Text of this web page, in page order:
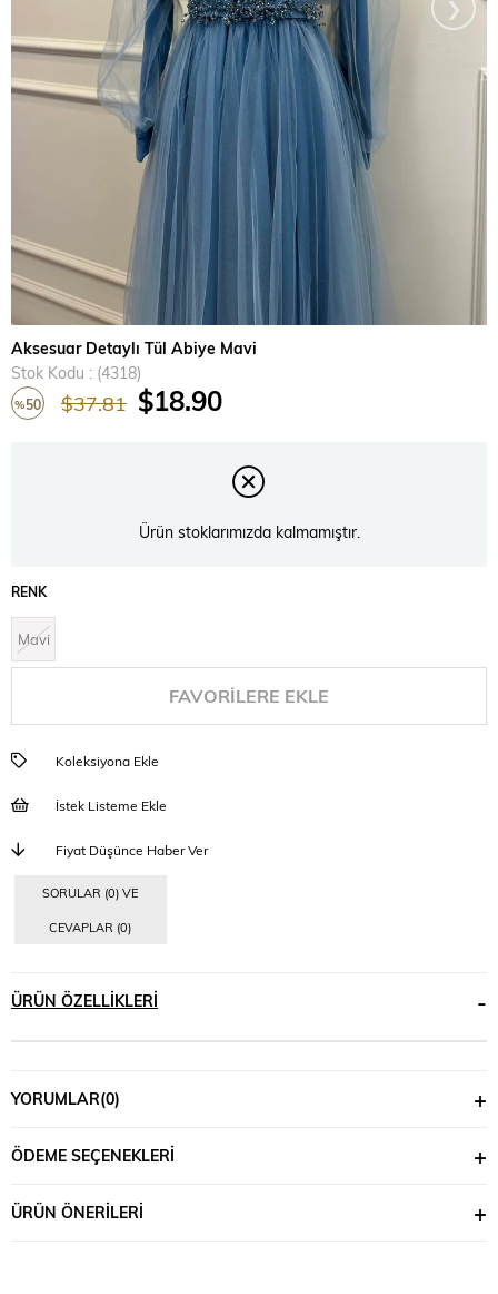
Aksesuar Detaylı Tül Abiye Mavi
Stok Kodu
(4318)
%50 $37.81 $18.90
Ürün stoklarımızda kalmamıştır.
RENK
Mavi
FAVORILERE EKLE
Koleksiyona Ekle
İstek Listeme Ekle
Fiyat Düşünce Haber Ver
SORULAR (0) VE
CEVAPLAR (0)
ÜRÜN ÖZELLIKLERI
YORUMLAR(0)
ÖDEME SEÇENEKLERI
ÜRÜN ÖNERILERI